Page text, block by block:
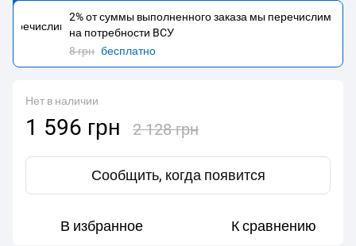
2% от суммы выполненного заказа мы перечислим
на потребности BCУ
8 грн бесплатно
Нет в наличии
1 596 грн 2 128 грн
Сообщить, когда появится
В избранное К сравнению